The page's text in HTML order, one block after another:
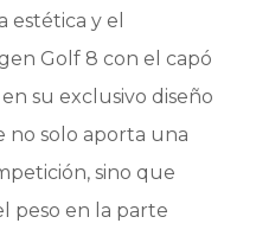
estética y el
Golf 8 con el capó
su exclusivo diseño
no solo aporta una
sino que
peso en la parte